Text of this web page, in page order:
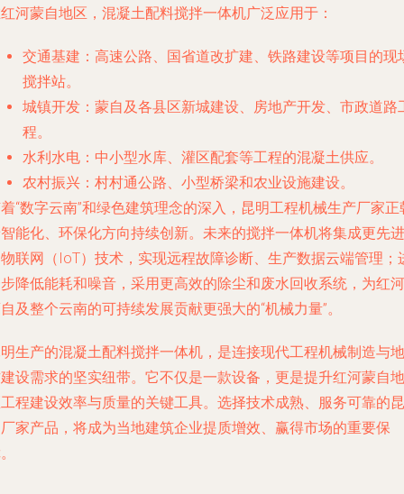
河蒙自地区，混凝土配料搅拌一体机广泛应用于：
交通基建 ：高速公路、国省道改扩建、铁路建设等项目的现
搅拌站。
城镇开发 ：蒙自及各县区新城建设、房地产开发、市政道路
程。
水利水电 ：中小型水库、灌区配套等工程的混凝土供应。
农村振兴 ：村村通公路、小型桥梁和农业设施建设。
“数字云南”和绿色建筑理念的深入，昆明工程机械生产厂家正
能化、环保化方向持续创新。未来的搅拌一体机将集成更先进
联网（IoT）技术，实现远程故障诊断、生产数据云端管理；
降低能耗和噪音，采用更高效的除尘和废水回收系统，为红河
及整个云南的可持续发展贡献更强大的“机械力量”。
生产的混凝土配料搅拌一体机，是连接现代工程机械制造与地
设需求的坚实纽带。它不仅是一款设备，更是提升红河蒙自地
程建设效率与质量的关键工具。选择技术成熟、服务可靠的昆
家产品，将成为当地建筑企业提质增效、赢得市场的重要保